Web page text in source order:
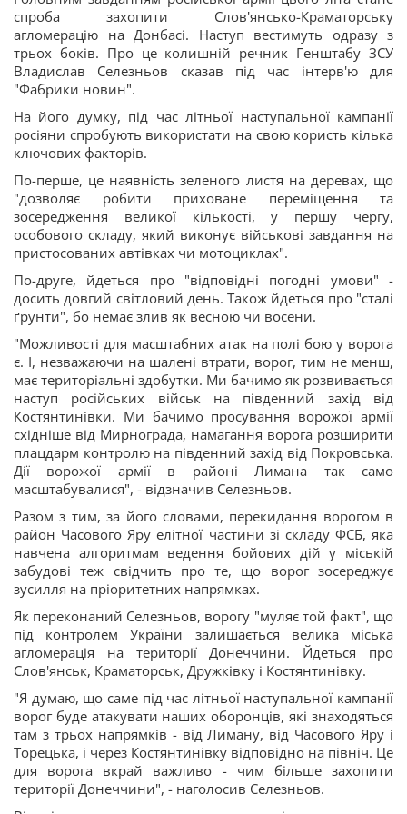
спроба захопити Слов'янсько-Краматорську
агломерацію на Донбасі. Наступ вестимуть одразу з
трьох боків. Про це колишній речник Генштабу ЗСУ
Владислав Селезньов сказав під час інтерв'ю для
"Фабрики новин".
На його думку, під час літньої наступальної кампанії
росіяни спробують використати на свою користь кілька
ключових факторів.
По-перше, це наявність зеленого листя на деревах, що
"дозволяє робити приховане переміщення та
зосередження великої кількості, у першу чергу,
особового складу, який виконує військові завдання на
пристосованих автівках чи мотоциклах".
По-друге, йдеться про "відповідні погодні умови" -
досить довгий світловий день. Також йдеться про "сталі
ґрунти", бо немає злив як весною чи восени.
"Можливості для масштабних атак на полі бою у ворога
є. І, незважаючи на шалені втрати, ворог, тим не менш,
має територіальні здобутки. Ми бачимо як розвивається
наступ російських військ на південний захід від
Костянтинівки. Ми бачимо просування ворожої армії
східніше від Мирнограда, намагання ворога розширити
плацдарм контролю на південний захід від Покровська.
Дії ворожої армії в районі Лимана так само
масштабувалися", - відзначив Селезньов.
Разом з тим, за його словами, перекидання ворогом в
район Часового Яру елітної частини зі складу ФСБ, яка
навчена алгоритмам ведення бойових дій у міській
забудові теж свідчить про те, що ворог зосереджує
зусилля на пріоритетних напрямках.
Як переконаний Селезньов, ворогу "муляє той факт", що
під контролем України залишається велика міська
агломерація на території Донеччини. Йдеться про
Слов'янськ, Краматорськ, Дружківку і Костянтинівку.
"Я думаю, що саме під час літньої наступальної кампанії
ворог буде атакувати наших оборонців, які знаходяться
там з трьох напрямків - від Лиману, від Часового Яру і
Торецька, і через Костянтинівку відповідно на північ. Це
для ворога вкрай важливо - чим більше захопити
території Донеччини", - наголосив Селезньов.